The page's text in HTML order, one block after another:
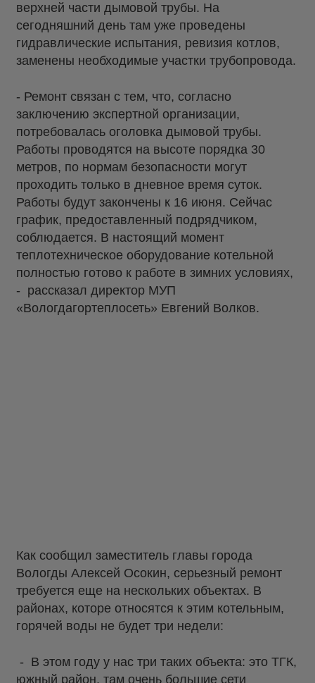
верхней части дымовой трубы. На
сегодняшний день там уже проведены
гидравлические испытания, ревизия котлов,
заменены необходимые участки трубопровода.
- Ремонт связан с тем, что, согласно
заключению экспертной организации,
потребовалась оголовка дымовой трубы.
Работы проводятся на высоте порядка 30
метров, по нормам безопасности могут
проходить только в дневное время суток.
Работы будут закончены к 16 июня. Сейчас
график, предоставленный подрядчиком,
соблюдается. В настоящий момент
теплотехническое оборудование котельной
полностью готово к работе в зимних условиях,
- рассказал директор МУП
«Вологдагортеплосеть» Евгений Волков.
Как сообщил заместитель главы города
Вологды Алексей Осокин, серьезный ремонт
требуется еще на нескольких объектах. В
районах, которе относятся к этим котельным,
горячей воды не будет три недели:
- В этом году у нас три таких объекта: это ТГК,
южный район, там очень большие сети